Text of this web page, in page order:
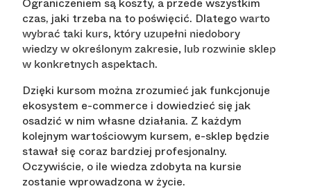
czas, jaki trzeba na to poświęcić. Dlatego warto
wybrać taki kurs, który uzupełni niedobory
wiedzy w określonym zakresie, lub rozwinie sklep
w konkretnych aspektach.
Dzięki kursom można zrozumieć jak funkcjonuje
ekosystem e-commerce i dowiedzieć się jak
osadzić w nim własne działania. Z każdym
kolejnym wartościowym kursem, e-sklep będzie
stawał się coraz bardziej profesjonalny.
Oczywiście, o ile wiedza zdobyta na kursie
zostanie wprowadzona w życie.